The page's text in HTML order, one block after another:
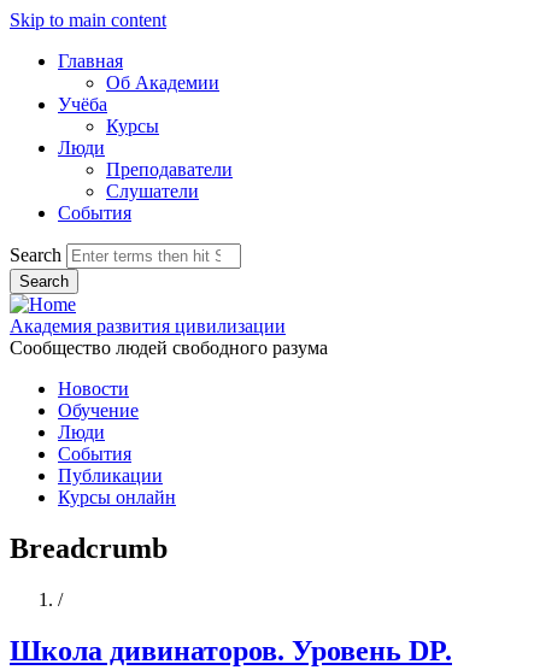
Skip to main content
Главная
Об Академии
Учёба
Курсы
Люди
Преподаватели
Слушатели
События
Search
Академия развития цивилизации
Сообщество людей свободного разума
Новости
Обучение
Люди
События
Публикации
Курсы онлайн
Breadcrumb
/Home
Школа дивинаторов. Уровень DP.